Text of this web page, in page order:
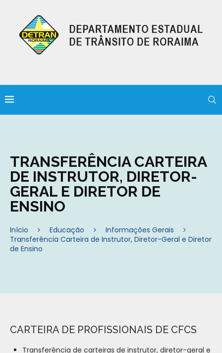
TRANSFERÊNCIA CARTEIRA
DE INSTRUTOR, DIRETOR-
GERAL E DIRETOR DE
ENSINO
Início Educação
Informações Gerais
Transferência Carteira de Instrutor, Diretor-Geral e Diretor
de Ensino
CARTEIRA DE PROFISSIONAIS DE CFCS
Transferência de carteiras de instrutor, diretor-geral e